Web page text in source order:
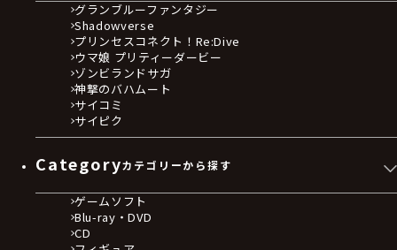
グランブルーファンタジー
Shadowverse
プリンセスコネクト！Re:Dive
ウマ娘 プリティーダービー
ゾンビランドサガ
神撃のバハムート
サイコミ
サイピク
Categoryカテゴリーから探す
ゲームソフト
Blu-ray・DVD
CD